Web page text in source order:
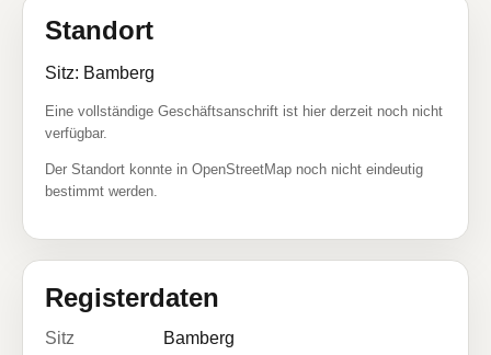
Standort
Sitz: Bamberg
Eine vollständige Geschäftsanschrift ist hier derzeit noch nicht
verfügbar.
Der Standort konnte in OpenStreetMap noch nicht eindeutig
bestimmt werden.
Registerdaten
Sitz
Bamberg